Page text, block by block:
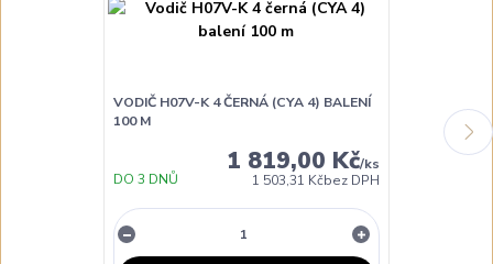
VODIČ H07V-K 4 ČERNÁ (CYA 4) BALENÍ
100 M
1 819,00 Kč/ks
1 503,31 Kčbez DPH
DO 3 DNŮ